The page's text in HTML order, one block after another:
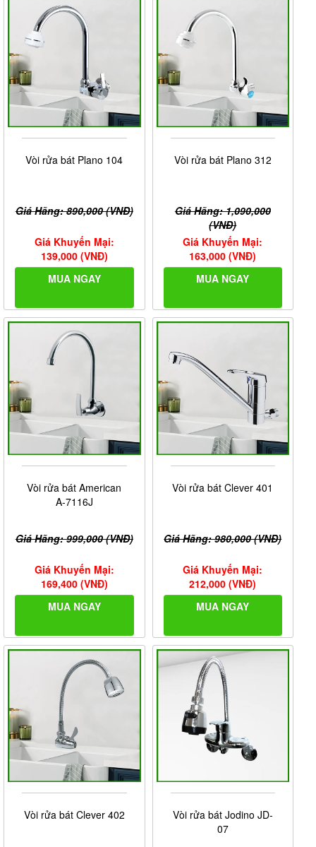
Vòi rửa bát Plano 104
Giá Hãng: 890,000 (VNĐ)
Giá Khuyến Mại:
139,000 (VNĐ)
MUA NGAY
Vòi rửa bát Plano 312
Giá Hãng: 1,090,000
(VNĐ)
Giá Khuyến Mại:
163,000 (VNĐ)
MUA NGAY
Vòi rửa bát American
A-7116J
Giá Hãng: 999,000 (VNĐ)
Giá Khuyến Mại:
169,400 (VNĐ)
MUA NGAY
Vòi rửa bát Clever 401
Giá Hãng: 980,000 (VNĐ)
Giá Khuyến Mại:
212,000 (VNĐ)
MUA NGAY
Vòi rửa bát Clever 402
Vòi rửa bát Jodino JD-
07